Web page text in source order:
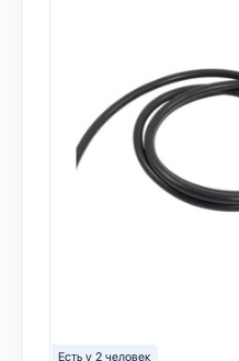
Есть у 2 человек